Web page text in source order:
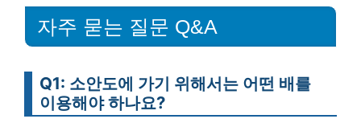
자주 묻는 질문 Q&A
Q1: 소안도에 가기 위해서는 어떤 배를
이용해야 하나요?